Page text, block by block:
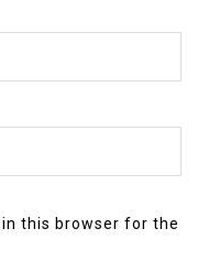
this browser for the